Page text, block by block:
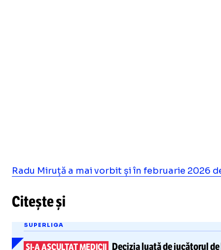
Radu Miruță a mai vorbit și în februarie 2026
Citește și
SUPERLIGA
ȘI-AASCULTAT MEDICII Decizia luată de jucătorul de